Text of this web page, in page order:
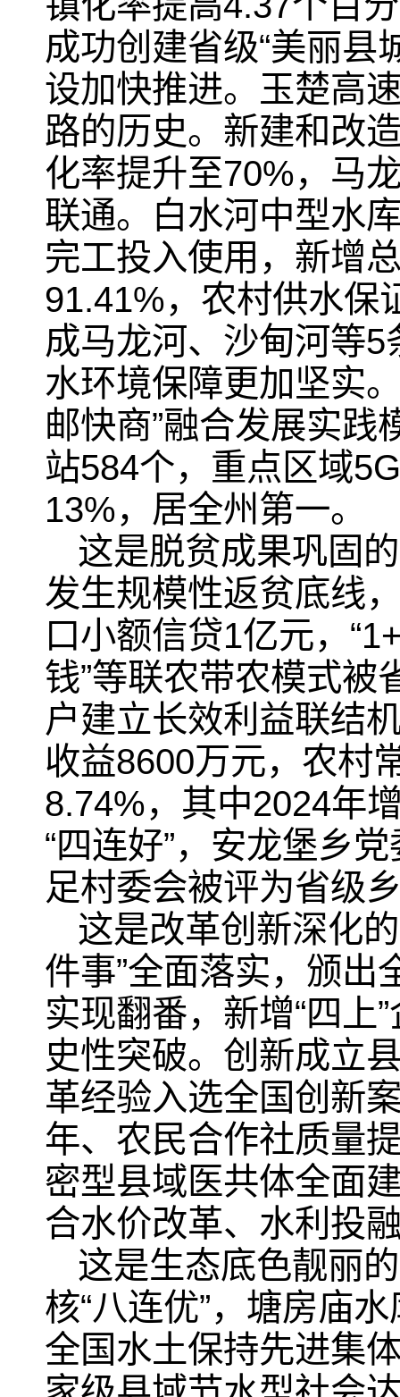
成功创建省级“美丽县
设加快推进。玉楚高
路的历史。新建和改
化率提升至70%，马
联通。白水河中型水
完工投入使用，新增
91.41%，农村供水保
成马龙河、沙甸河等
水环境保障更加坚实
邮快商”融合发展实
站584个，重点区域
13%，居全州第一。
这是脱贫成果巩固
发生规模性返贫底线
口小额信贷1亿元，
钱”等联农带农模式被
户建立长效利益联结
收益8600万元，农村
8.74%，其中2024年
“四连好”，安龙堡乡
足村委会被评为省级
这是改革创新深化
件事”全面落实，颁出
实现翻番，新增“四上
史性突破。创新成立
革经验入选全国创新
年、农民合作社质量
密型县域医共体全面
合水价改革、水利投
这是生态底色靓丽
核“八连优”，塘房庙
全国水土保持先进集